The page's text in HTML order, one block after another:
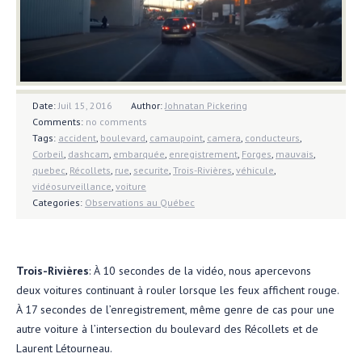
Date:Juil 15, 2016 Author:Johnatan Pickering
Comments: no comments
Tags: accident, boulevard, camaupoint, camera, conducteurs,
Corbeil, dashcam, embarquée, enregistrement, Forges, mauvais,
quebec, Récollets, rue, securite, Trois-Rivières, véhicule,
vidéosurveillance, voiture
Categories: Observations au Québec
Trois-Rivières: À 10 secondes de la vidéo, nous apercevons
deux voitures continuant à rouler lorsque les feux affichent rouge.
À 17 secondes de l’enregistrement, même genre de cas pour une
autre voiture à l’intersection du boulevard des Récollets et de
Laurent Létourneau.